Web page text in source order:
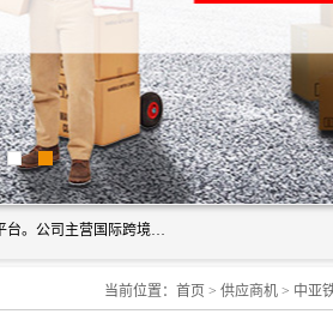
深圳市博冠国际物流有限公司是一家国际化物流公司，致力于打造国际成员之一的物流服务平台。公司主营国际跨境运输业务，提供国际快递、FBA空派专线、国际海空运、国际空运专线、中欧铁路运输等国际海空运、国际快递、国际铁路运输及跨境专线物流等各类进出口运输方面的业务。
当前位置： 首页 > 供应商机 > 中亚